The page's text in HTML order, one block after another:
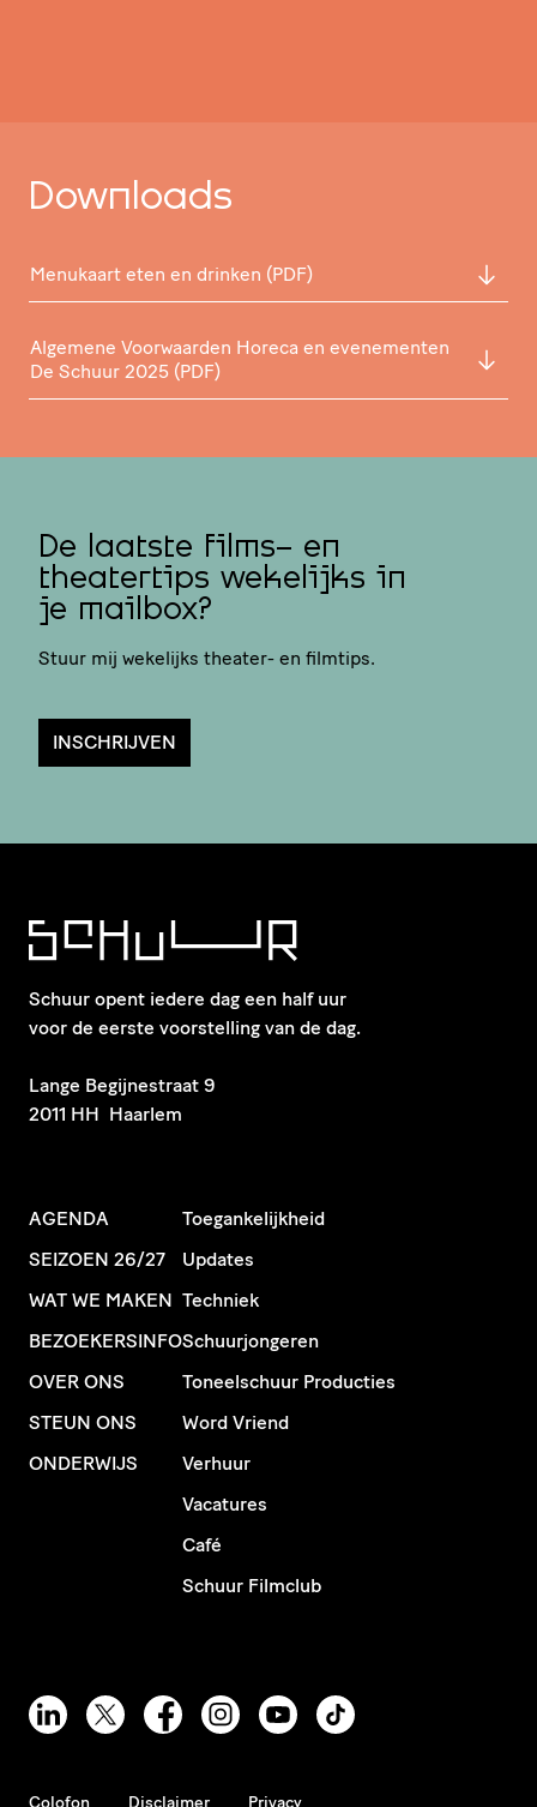
Downloads
Menukaart eten en drinken (PDF)
Algemene Voorwaarden Horeca en evenementen
De Schuur 2025 (PDF)
De laatste films- en
theatertips wekelijks in
je mailbox?
Stuur mij wekelijks theater- en filmtips.
INSCHRIJVEN
Schuur opent iedere dag een half uur
voor de eerste voorstelling van de dag.
​Lange Begijnestraat 9
2011 HH Haarlem
AGENDA
SEIZOEN 26/27
WAT WE MAKEN
BEZOEKERSINFO
OVER ONS
STEUN ONS
ONDERWIJS
Toegankelijkheid
Updates
Techniek
Schuurjongeren
Toneelschuur Producties
Word Vriend
Verhuur
Vacatures
Café
Schuur Filmclub
Colofon Disclaimer Privacy